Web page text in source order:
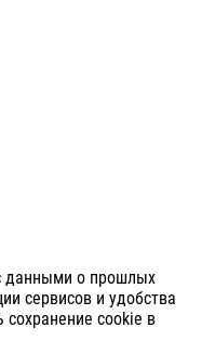
данными о прошлых
сервисов и удобства
сохранение cookie в